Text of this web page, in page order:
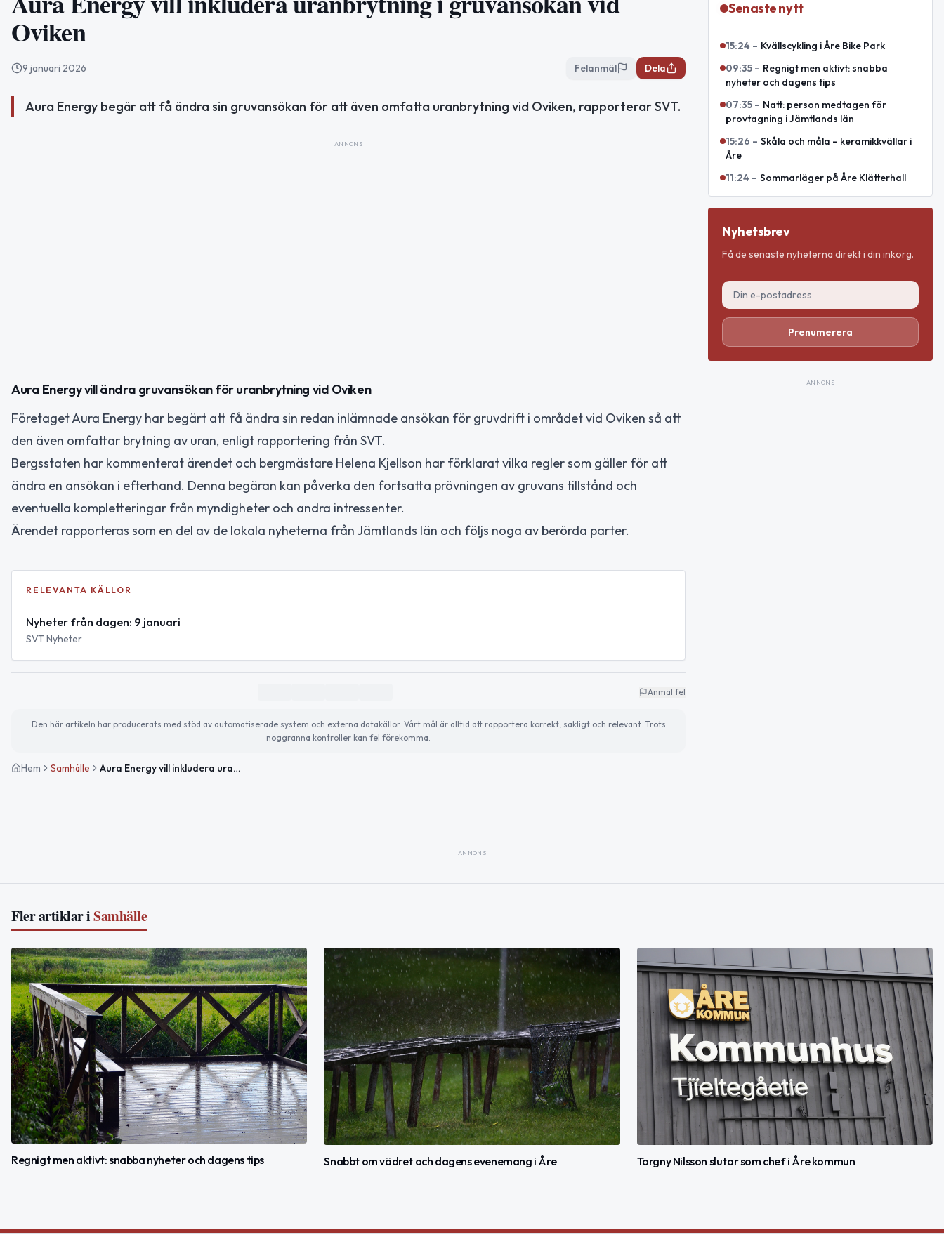
Oviken
9 januari 2026 Felanmäl Dela
Aura Energy begär att få ändra sin gruvansökan för att även omfatta uranbrytning vid Oviken, rapporterar SVT.
ANNONS
Aura Energy vill ändra gruvansökan för uranbrytning vid Oviken
Företaget Aura Energy har begärt att få ändra sin redan inlämnade ansökan för gruvdrift i området vid Oviken så att
den även omfattar brytning av uran, enligt rapportering från SVT.
Bergsstaten har kommenterat ärendet och bergmästare Helena Kjellson har förklarat vilka regler som gäller för att
ändra en ansökan i efterhand. Denna begäran kan påverka den fortsatta prövningen av gruvans tillstånd och
eventuella kompletteringar från myndigheter och andra intressenter.
Ärendet rapporteras som en del av de lokala nyheterna från Jämtlands län och följs noga av berörda parter.
RELEVANTA KÄLLOR
Nyheter från dagen: 9 januari
SVT Nyheter
Anmäl fel
Den här artikeln har producerats med stöd av automatiserade system och externa datakällor. Vårt mål är alltid att rapportera korrekt, sakligt och relevant. Trots
noggranna kontroller kan fel förekomma.
Hem Samhälle Aura Energy vill inkludera uranbrytning i gruvansökan vid Oviken
Senaste nytt
15:24 – Kvällscykling i Åre Bike Park
09:35 – Regnigt men aktivt: snabba
nyheter och dagens tips
07:35 – Natt: person medtagen för
provtagning i Jämtlands län
15:26 – Skåla och måla – keramikkvällar i
Åre
11:24 – Sommarläger på Åre Klätterhall
Nyhetsbrev
Få de senaste nyheterna direkt i din inkorg.
Prenumerera
ANNONS
ANNONS
Fler artiklar iSamhälle
Regnigt men aktivt: snabba nyheter och dagens tips Snabbt om vädret och dagens evenemang i Åre Torgny Nilsson slutar som chef i Åre kommun